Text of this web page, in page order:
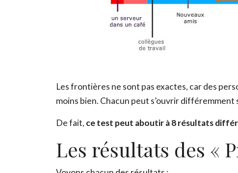
Les frontières ne sont pas exactes, car des
moins bien. Chacun peut s’ouvrir
De fait, ce test peut aboutir à 8 résultats
Les résultats des «